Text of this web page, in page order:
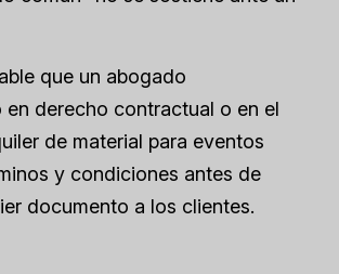
que un abogado
en derecho contractual o en el
de material para eventos
y condiciones antes de
documento a los clientes.